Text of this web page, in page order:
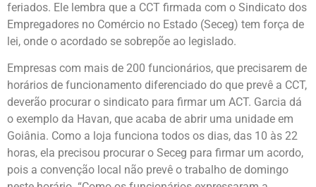
feriados. Ele lembra que a CCT firmada com o Sindicato dos
Empregadores no Comércio no Estado (Seceg) tem força de
lei, onde o acordado se sobrepõe ao legislado.
Empresas com mais de 200 funcionários, que precisarem de
horários de funcionamento diferenciado do que prevê a CCT,
deverão procurar o sindicato para firmar um ACT. Garcia dá
o exemplo da Havan, que acaba de abrir uma unidade em
Goiânia. Como a loja funciona todos os dias, das 10 às 22
horas, ela precisou procurar o Seceg para firmar um acordo,
pois a convenção local não prevê o trabalho de domingo